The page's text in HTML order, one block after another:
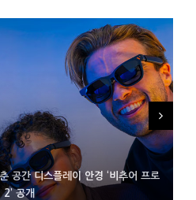
공간 디스플레이 안경 ‘비추어 프로
2’ 공개
이폰18 프로세서 패키징 대기 중
스피커 준비하는 오픈AI